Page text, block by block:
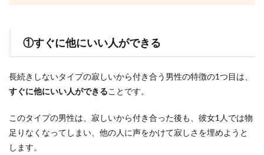
①すぐに他にいい人ができる
長続きしないタイプの寂しいから付き合う男性の特徴の1つ目は、
すぐに他にいい人ができることです。
このタイプの男性は、寂しいから付き合った後も、彼女1人では物
足りなくなってしまい、他の人に声をかけて寂しさを埋めようと
します。